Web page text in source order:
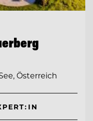
Österreich